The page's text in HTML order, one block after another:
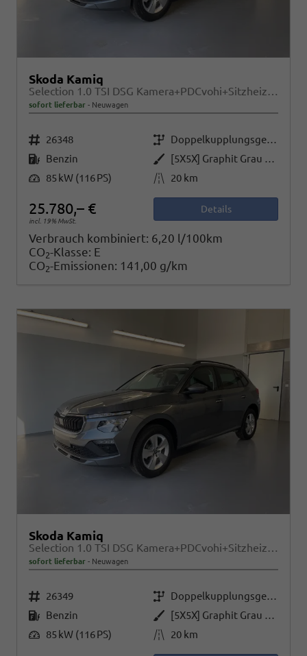
Skoda Kamiq
Selection 1.0 TSI DSG Kamera+PDCvohi+Sitzheizung+AppConnect+Sunset+Alu16
sofort lieferbar Neuwagen
Fahrzeugnr. 26348 Getriebe
Doppelkupplungsgetriebe (DSG)
Kraftstoff Benzin Außenfarbe
[5X5X] Graphit Grau Metallic
Leistung 85 kW (116 PS) Kilometerstand 20 km
25.780,– €
incl. 19% MwSt.
Details
Verbrauch kombiniert: 6,20 l/100km
CO2-Klasse: E
CO2-Emissionen: 141,00 g/km
Skoda Kamiq
Selection 1.0 TSI DSG Kamera+PDCvohi+Sitzheizung+AppConnect+Sunset+Alu16
sofort lieferbar Neuwagen
Fahrzeugnr. 26349 Getriebe
Doppelkupplungsgetriebe (DSG)
Kraftstoff Benzin Außenfarbe
[5X5X] Graphit Grau Metallic
Leistung 85 kW (116 PS) Kilometerstand 20 km